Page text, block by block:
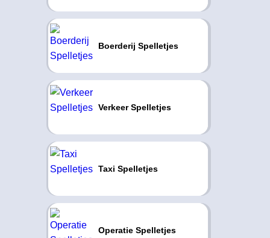
Boerderij Spelletjes
Verkeer Spelletjes
Taxi Spelletjes
Operatie Spelletjes